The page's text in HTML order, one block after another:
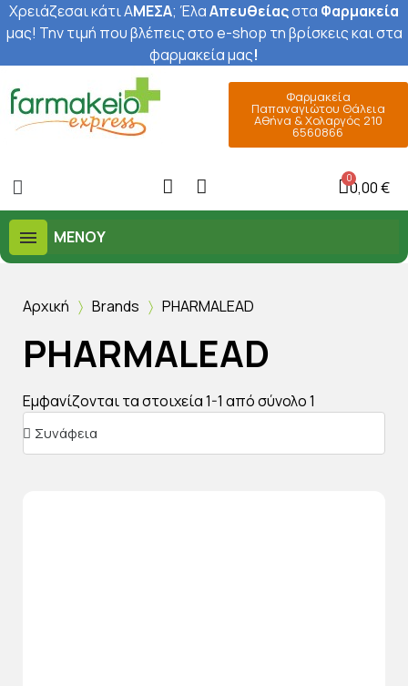
Χρειάζεσαι κάτι ΑΜΕΣΑ; ΈλαΑπευθείαςστα Φαρμακεία
μας! Την τιμή που βλέπεις στο e-shop τη βρίσκεις και στα
φαρμακεία μας!
Φαρμακεία
Παπαναγιώτου Θάλεια
Αθήνα & Χολαργός 210
6560866
0,00 €
ΜΕΝΟΎ
Αρχική Brands PHARMALEAD
PHARMALEAD
Εμφανίζονται τα στοιχεία 1-1 από σύνολο 1